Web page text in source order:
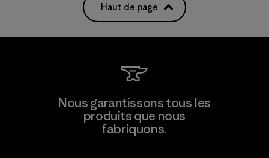
Haut de page
Nous garantissons tous les
produits que nous
fabriquons.